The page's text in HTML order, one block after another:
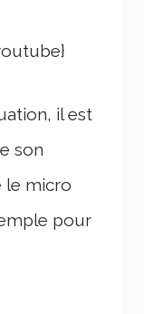
il est
son
le micro
pour